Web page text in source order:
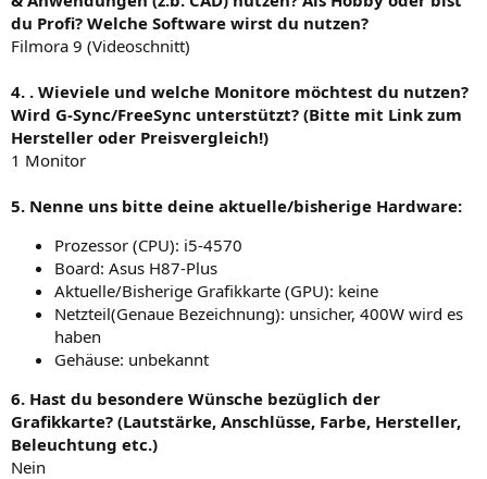
du Profi? Welche Software wirst du nutzen?
Filmora 9 (Videoschnitt)
4. . Wieviele und welche Monitore möchtest du nutzen?
Wird G-Sync/FreeSync unterstützt? (Bitte mit Link zum
Hersteller oder Preisvergleich!)
1 Monitor
5. Nenne uns bitte deine aktuelle/bisherige Hardware:
Prozessor (CPU): i5-4570
Board: Asus H87-Plus
Aktuelle/Bisherige Grafikkarte (GPU): keine
Netzteil(Genaue Bezeichnung): unsicher, 400W wird es
haben
Gehäuse: unbekannt
6. Hast du besondere Wünsche bezüglich der
Grafikkarte? (Lautstärke, Anschlüsse, Farbe, Hersteller,
Beleuchtung etc.)
Nein